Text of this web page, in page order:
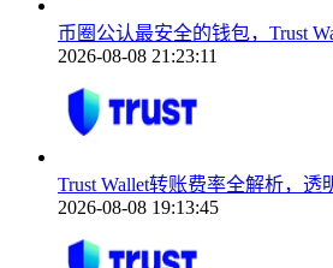
币圈公认最安全的钱包，Trust
2026-08-08 21:23:11
Trust Wallet转账费率全解析，
2026-08-08 19:13:45